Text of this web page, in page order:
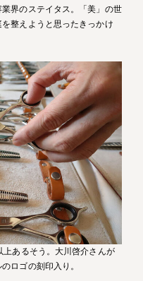
界のステイタス。「美」の世
整えようと思ったきっかけ
あるそう。大川啓介さんが
ロゴの刻印入り。